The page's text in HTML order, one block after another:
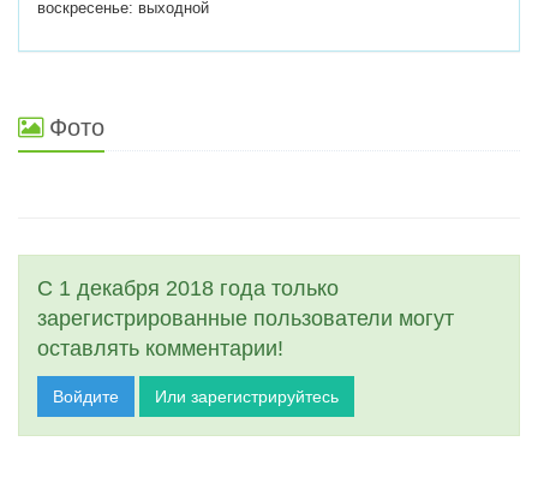
воскресенье: выходной
Фото
С 1 декабря 2018 года только
зарегистрированные пользователи могут
оставлять комментарии!
Войдите Или зарегистрируйтесь